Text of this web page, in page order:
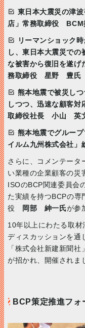
東日本大震災の津
店」常務取締役
リーマンショック
し、東日本大震災で
な被害から復旧を遂げ
務取締役 星野 豊氏
熊本地震で被災し
しつつ、迅速な顧客
取締役社長 小山 英
熊本地震でグルー
イルム九州株式会社
さらに、コメンテータ
い業種の企業顧客の災
ISOのBCP関連委員会
た実績を持つBCPの専
役
岡部 紳一氏が参
10年以上にわたる取
ディスカッションを通
「株式会社新建新聞
が招かれ、開催されま
BCP策定推進フォ